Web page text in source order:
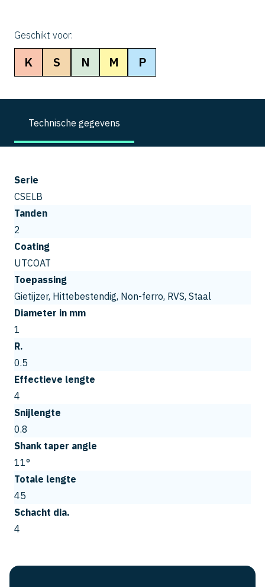
Geschikt voor:
K S N M P
Technische gegevens
Serie
CSELB
Tanden
2
Coating
UTCOAT
Toepassing
Gietijzer, Hittebestendig, Non-ferro, RVS, Staal
Diameter in mm
1
R.
0.5
Effectieve lengte
4
Snijlengte
0.8
Shank taper angle
11°
Totale lengte
45
Schacht dia.
4